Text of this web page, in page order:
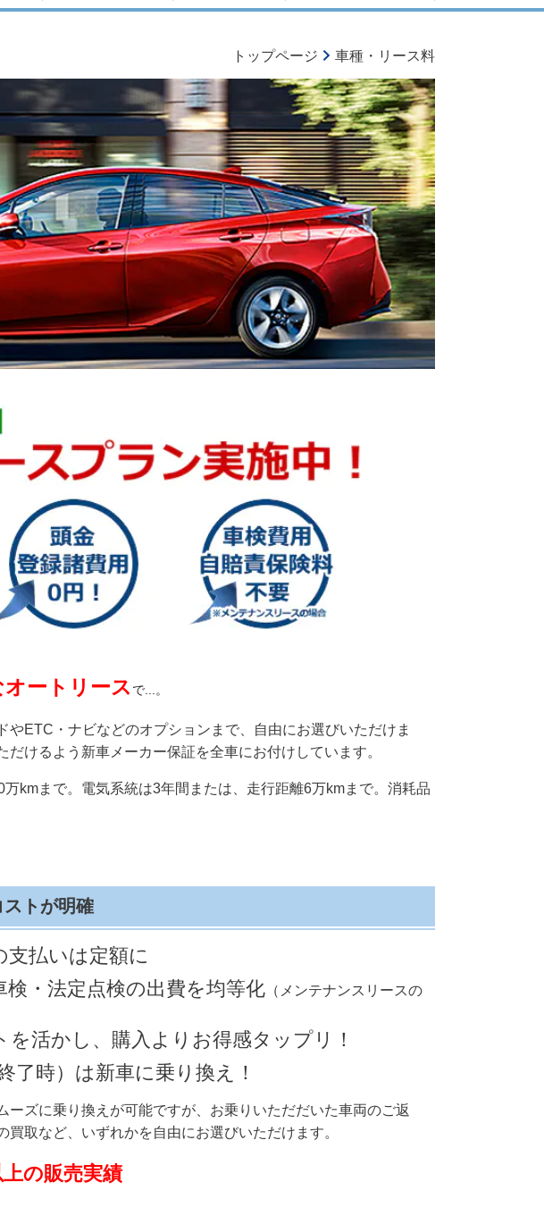
トップページ 車種・リース料
オートリース で...。
やETC・ナビなどのオプションまで、自由にお選びいただけま
けるよう新車メーカー保証を全車にお付けしています。
kmまで。電気系統は3年間または、走行距離6万kmまで。消耗品
トが明確
支払いは定額に
・法定点検の出費を均等化 （メンテナンスリースの
活かし、購入よりお得感タップリ！
了時）は新車に乗り換え！
ーズに乗り換えが可能ですが、お乗りいただだいた車両のご返
取など、いずれかを自由にお選びいただけます。
の販売実績